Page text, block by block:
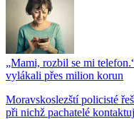
„Mami, rozbil se mi
vylákali přes milion korun
Moravskoslezští policisté
při nichž pachatelé